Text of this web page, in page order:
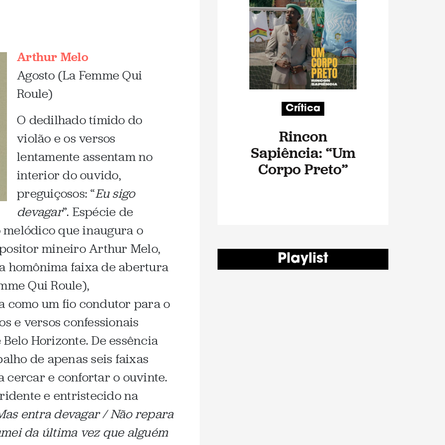
Arthur Melo
Agosto (La Femme Qui
Roule)
O dedilhado tímido do
violão e os versos
lentamente assentam no
interior do ouvido,
preguiçosos: “Eu sigo
devagar”. Espécie de
que inaugura o
mineiro Arthur Melo,
homônima faixa de abertura
Qui Roule),
como um fio condutor para o
e versos confessionais
Horizonte. De essência
de apenas seis faixas
cercar e confortar o ouvinte.
e entristecido na
entra devagar / Não repara
da última vez que alguém
Crítica
Rincon
Sapiência: “Um
Corpo Preto”
Playlist